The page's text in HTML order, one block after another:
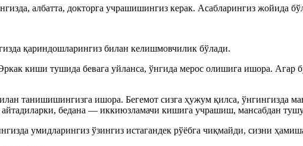
албатта, докторга учрашишингиз керак. Асабларингиз жойида
қариндошларингиз билан келишмовчилик бўлади.
киши тушида бевага уйланса, ўнгида мерос олишига ишора. Агар
танишишингизга ишора. Бегемот сизга ҳужум қилса, ўнгингизда
айтадиларки, бедана — иккиюзламачи кишига учрашиш, мансабдан
умидларингиз ўзингиз истагандек рўёбга чиқмайди, сизни